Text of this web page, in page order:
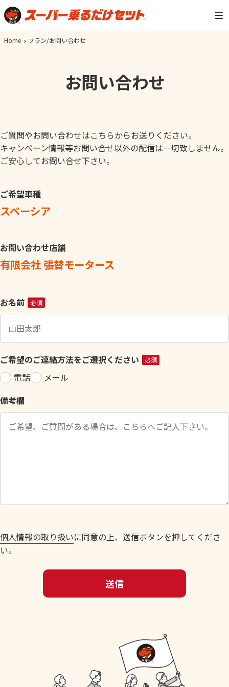
Home プラン/お問い合わせ
お問い合わせ
ご質問やお問い合わせはこちらからお送りください。
キャンペーン情報等お問い合せ以外の配信は一切致しません。
ご安心してお問い合せ下さい。
ご希望車種
スペーシア
お問い合わせ店舗
有限会社 張替モータース
こ
の
ィ
ー
ル
ド
空
の
だ
い
。
お名前 必須
ご希望のご連絡方法をご選択ください 必須
電話
メール
備考欄
個人情報の取り扱いに同意の上、送信ボタンを押してくださ
い。